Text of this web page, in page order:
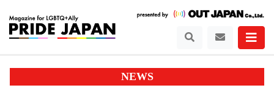
NEWS